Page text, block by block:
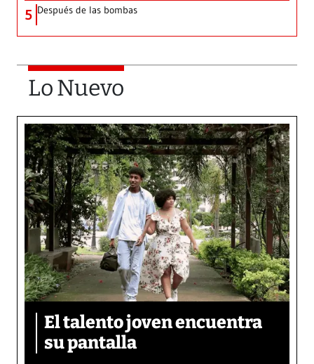
5 Después de las bombas
Lo Nuevo
El talento joven encuentra
su pantalla​